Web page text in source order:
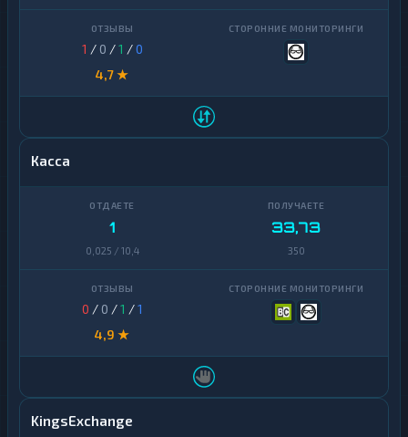
1 / 0 /1 /0
4,7 ★
Касса
1
0,025 / 10,4
33,73
350
0 / 0 /1 /1
4,9 ★
KingsExchange